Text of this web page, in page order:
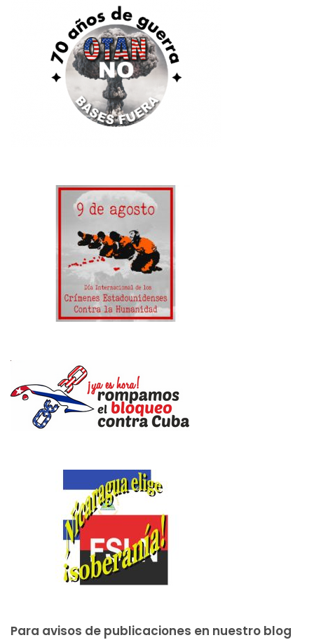
Para avisos de publicaciones en nuestro blog